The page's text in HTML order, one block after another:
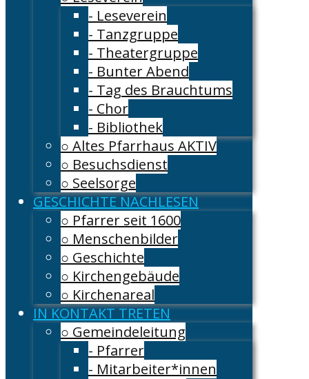
- Leseverein
- Tanzgruppe
- Theatergruppe
- Bunter Abend
- Tag des Brauchtums
- Chor
- Bibliothek
○ Altes Pfarrhaus AKTIV
○ Besuchsdienst
○ Seelsorge
GESCHICHTE NACHLESEN
○ Pfarrer seit 1600
○ Menschenbilder
○ Geschichte
○ Kirchengebäude
○ Kirchenareal
IN KONTAKT TRETEN
○ Gemeindeleitung
- Pfarrer
- Mitarbeiter*innen